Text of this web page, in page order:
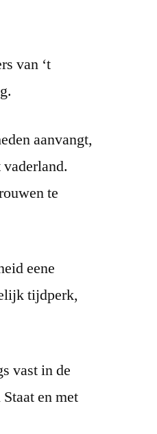
van ‘t
aanvangt,
te
eene
tijdperk,
vast in de
en met